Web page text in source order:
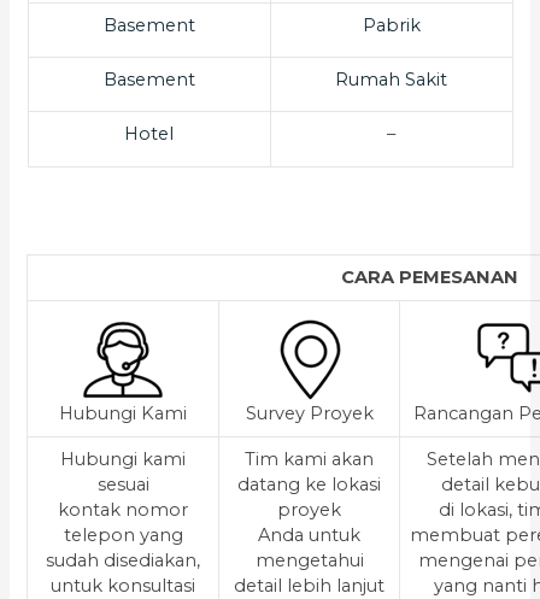
Basement Pabrik
Basement Rumah Sakit
Hotel –
CARA PEMESANAN
Hubungi Kami Survey Proyek Rancangan
Hubungi kami
sesuai
kontak nomor
telepon yang
sudah disediakan,
untuk konsultasi
Tim kami akan
datang ke lokasi
proyek
Anda untuk
mengetahui
detail lebih lanjut
Setelah
detail
di lokasi,
membuat
mengenai
yang nanti